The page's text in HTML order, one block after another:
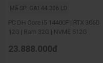
Mã SP: GA144.306.LD
PC DH Core I5 14400F | RTX 3060
12G | Ram 32G | NVME 512G
23.888.000đ